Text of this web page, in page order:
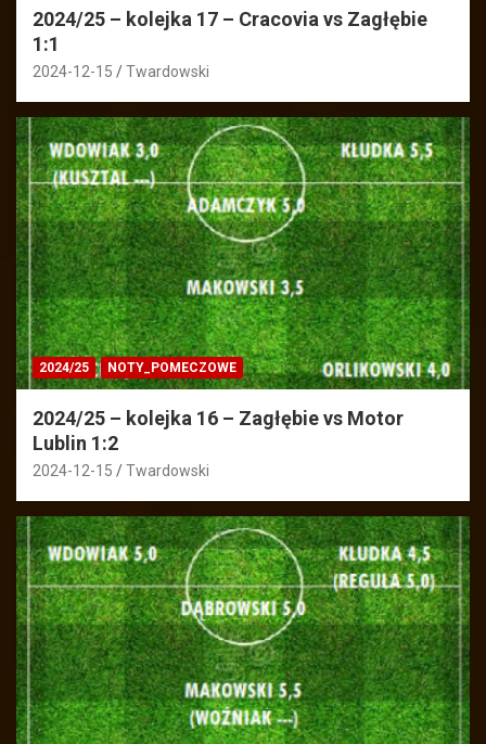
2024/25 – kolejka 17 – Cracovia vs Zagłębie
1:1
2024-12-15 Twardowski
2024/25 NOTY_POMECZOWE
2024/25 – kolejka 16 – Zagłębie vs Motor
Lublin 1:2
2024-12-15 Twardowski